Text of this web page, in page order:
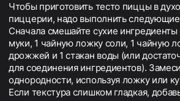
Чтобы приготовить тесто пиццы в
пиццерии, надо выполнить
Сначала смешайте сухие ингредиенты
муки, 1 чайную ложку соли, 1 чайную
дрожжей и 1 стакан воды (или
для соединения ингредиентов).
однородности, используя ложку или
Если текстура слишком гладкая,